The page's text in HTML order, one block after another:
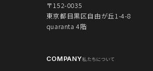
〒152-0035
東京都目黒区自由が丘1-4-8
quaranta 4階
COMPANY私たちについて